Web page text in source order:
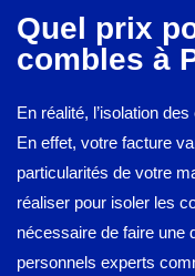
Quel prix
combles à
En réalité, l’isolation
En effet, votre facture
particularités de votre
réaliser pour isoler les
nécessaire de faire une
personnels experts